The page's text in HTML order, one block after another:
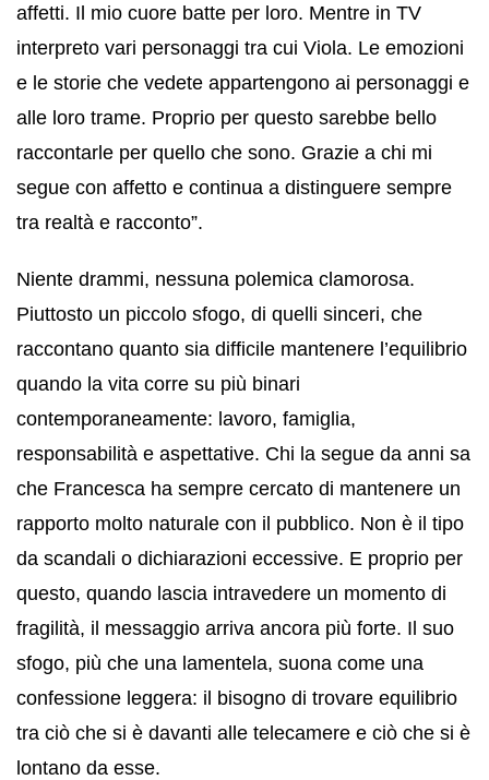
affetti. Il mio cuore batte per loro. Mentre in TV
interpreto vari personaggi tra cui Viola. Le emozioni
e le storie che vedete appartengono ai personaggi e
alle loro trame. Proprio per questo sarebbe bello
raccontarle per quello che sono. Grazie a chi mi
segue con affetto e continua a distinguere sempre
tra realtà e racconto”.
Niente drammi, nessuna polemica clamorosa.
Piuttosto un piccolo sfogo, di quelli sinceri, che
raccontano quanto sia difficile mantenere l’equilibrio
quando la vita corre su più binari
contemporaneamente: lavoro, famiglia,
responsabilità e aspettative. Chi la segue da anni sa
che Francesca ha sempre cercato di mantenere un
rapporto molto naturale con il pubblico. Non è il tipo
da scandali o dichiarazioni eccessive. E proprio per
questo, quando lascia intravedere un momento di
fragilità, il messaggio arriva ancora più forte. Il suo
sfogo, più che una lamentela, suona come una
confessione leggera: il bisogno di trovare equilibrio
tra ciò che si è davanti alle telecamere e ciò che si è
lontano da esse.